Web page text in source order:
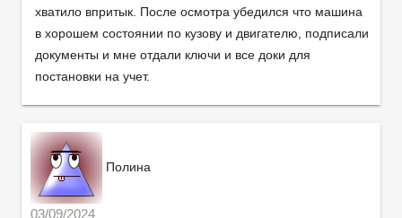
хватило впритык. После осмотра убедился что машина
в хорошем состоянии по кузову и двигателю, подписали
документы и мне отдали ключи и все доки для
постановки на учет.
Полина
03/09/2024